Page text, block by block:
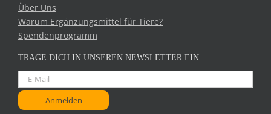
Über Uns
Warum Ergänzungsmittel für Tiere?
Spendenprogramm
TRAGE DICH IN UNSEREN NEWSLETTER EIN